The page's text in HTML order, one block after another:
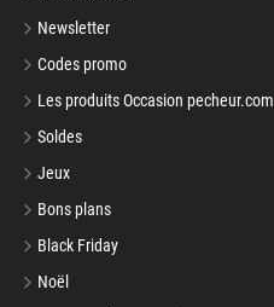
Newsletter
Codes promo
Les produits Occasion pecheur.com
Soldes
Jeux
Bons plans
Black Friday
Noël